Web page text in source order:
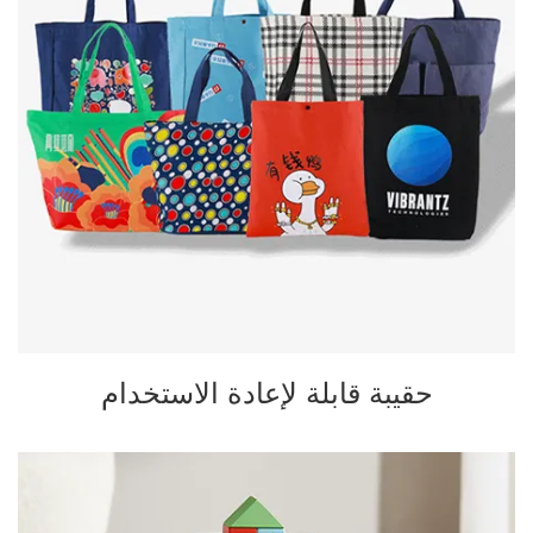
حقيبة قابلة لإعادة الاستخدام